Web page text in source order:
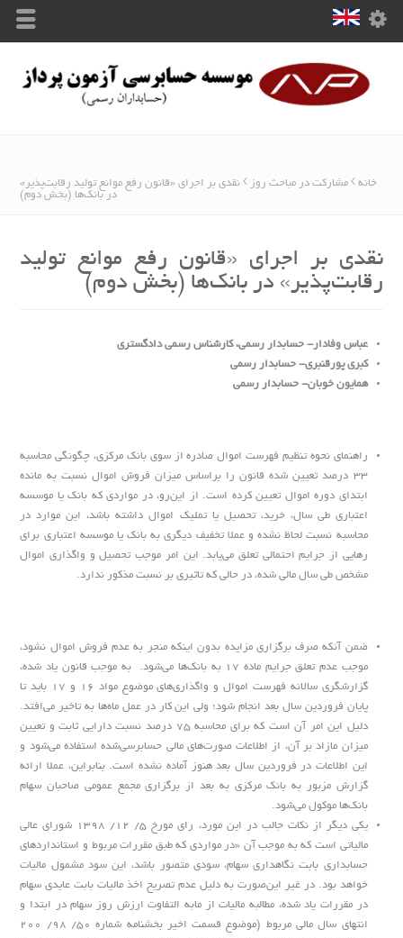
خانه مشارکت در مباحث روز
نقدی بر اجرای «قانون رفع موانع تولید رقابت‌پذیر»
در بانک‌ها (بخش دوم)
نقدی بر اجرای «قانون رفع موانع تولید
رقابت‌پذیر» در بانک‌ها (بخش دوم)
عباس وفادار- حسابدار رسمی،کارشناس رسمی دادگستری
کبری پورقنبری- حسابدار رسمی
همایون خوبان- حسابدار رسمی
راهنمای نحوه تنظیم فهرست اموال صادره از سوی بانک مرکزی، چگونگی محاسبه
۳۳ درصد تعیین شده قانون را براساس میزان فروش اموال نسبت به مانده
ابتدای دوره اموال تعیین کرده است. از این‌رو، در مواردی که بانک یا موسسه
اعتباری طی سال، خرید، تحصیل یا تملیک اموال داشته باشد، این موارد در
محاسبه نسبت لحاظ نشده و عملا تخفیف دیگری به بانک یا موسسه اعتباری برای
رهایی از جرایم احتمالی تعلق می‌یابد. این امر موجب تحصیل و واگذاری اموال
مشخص طی سال مالی شده، در حالی که تاثیری بر نسبت مذکور ندارد.
ضمن آنکه صرف برگزاری مزایده بدون اینکه منجر به عدم فروش اموال نشود،
موجب عدم تعلق جرایم ماده ۱۷ به بانک‌ها می‌شود. به موجب قانون یاد شده،
گزارشگری سالانه فهرست اموال و واگذاری‌های موضوع مواد ۱۶ و ۱۷ باید تا
پایان فروردین سال بعد انجام شود؛ ولی این کار در عمل ماه‌ها به تاخیر می‌افتد.
دلیل این امر آن است که برای محاسبه ۷۵ درصد نسبت دارایی ثابت و تعیین
میزان مازاد بر آن، از اطلاعات صورت‌های مالی حسابرسی‌شده استفاده می‌شود و
این اطلاعات در فروردین سال بعد هنوز آماده نشده است. بنابراین، عملا ارائه
گزارش مزبور به بانک مرکزی به بعد از برگزاری مجمع عمومی صاحبان سهام
بانک‌ها موکول می‌شود.
یکی دیگر از نکات جالب در این مورد، رای مورخ ۵/ ۱۲/ ۱۳۹۸ شورای عالی
مالیاتی است که به موجب آن «در مواردی که طبق مقررات مربوط و استانداردهای
حسابداری بابت نگاهداری سهام، سودی متصور باشد، این سود مشمول مالیات
خواهد بود. در غیر این‌صورت به دلیل عدم تصریح اخذ مالیات بابت عایدی سهام
در مقررات یاد شده، مطالبه مالیات از مابه التفاوت ارزش روز سهام در ابتدا و
انتهای سال مالی مربوط (موضوع قسمت اخیر بخشنامه شماره ۵۰/ ۹۸/ ۲۰۰